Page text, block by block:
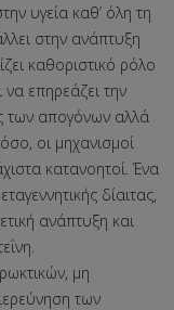
υγεία καθ’ όλη τη
στην ανάπτυξη
καθοριστικό ρόλο
επηρεάζει την
των απογόνων αλλά
οι μηχανισμοί
κατανοητοί. Ένα
δίαιτας,
ανάπτυξη και
μη
των